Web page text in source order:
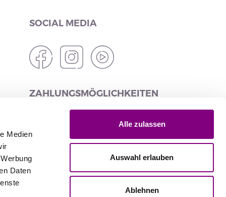
Medien
Daten
Alle zulassen
Auswahl erlauben
Ablehnen
SOCIAL MEDIA
ZAHLUNGSMÖGLICHKEITEN
LIEFERUNGSOPTIONEN